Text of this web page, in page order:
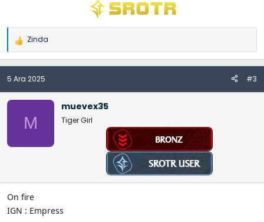
İ
a
d
e
l
Zinda
5 Ara 2025 #3
M
muevex35
Tiger Girl
On fire
IGN : Empress